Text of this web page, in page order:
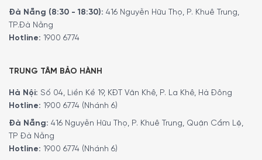
cân, chuyển đổi đơn vị đo lường. Các nút bấm được thiết
kế để cung cấp phản hồi nhanh chóng và chính xác, giúp
Đà Nẵng (8:30 - 18:30): 416 Nguyễn Hữu Thọ, P. Khuê Trung,
TP.Đà Nẵng
Hotline: 1900 6774
TRUNG TÂM BẢO HÀNH
Hà Nội: Số 04, Liền Kề 19, KĐT Văn Khê, P. La Khê, Hà Đông
Hotline: 1900 6774 (Nhánh 6)
Đà Nẵng: 416 Nguyễn Hữu Thọ, P. Khuê Trung, Quận Cẩm Lệ,
TP Đà Nẵng
Hotline: 1900 6774 (Nhánh 6)